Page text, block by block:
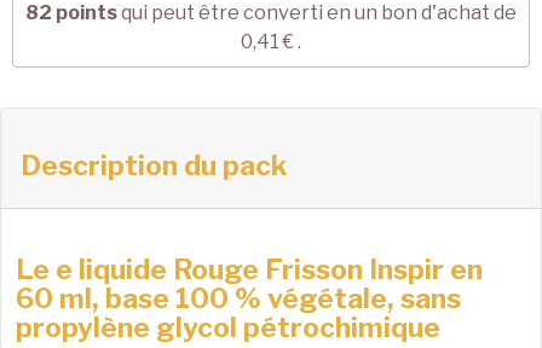
82 pointsqui peut être converti en un bon d'achat de
0,41 € .
Description du pack
Le e liquide Rouge Frisson Inspir en
60 ml, base 100 % végétale, sans
propylène glycol pétrochimique